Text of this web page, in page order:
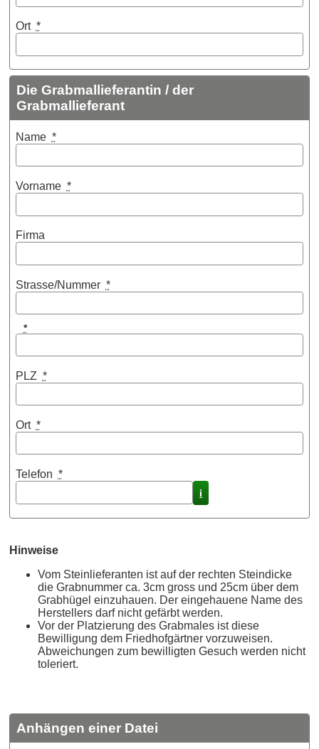
Ort *
Die Grabmallieferantin / der
Grabmallieferant
Name *
Vorname *
Firma
Strasse/Nummer *
*
PLZ *
Ort *
Telefon *
i
Hinweise
Vom Steinlieferanten ist auf der rechten Steindicke
die Grabnummer ca. 3cm gross und 25cm über dem
Grabhügel einzuhauen. Der eingehauene Name des
Herstellers darf nicht gefärbt werden.
Vor der Platzierung des Grabmales ist diese
Bewilligung dem Friedhofgärtner vorzuweisen.
Abweichungen zum bewilligten Gesuch werden nicht
toleriert.
Anhängen einer Datei